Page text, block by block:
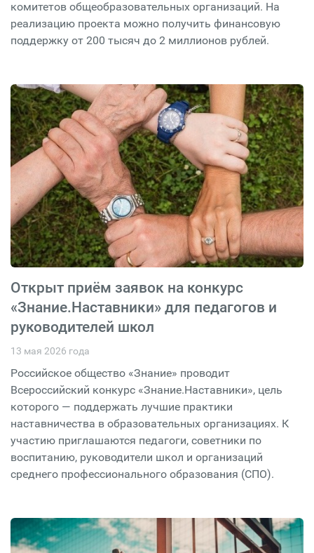
комитетов общеобразовательных организаций. На
реализацию проекта можно получить финансовую
поддержку от 200 тысяч до 2 миллионов рублей.
Открыт приём заявок на конкурс
«Знание.Наставники» для педагогов и
руководителей школ
13 мая 2026 года
Российское общество «Знание» проводит
Всероссийский конкурс «Знание.Наставники», цель
которого — поддержать лучшие практики
наставничества в образовательных организациях. К
участию приглашаются педагоги, советники по
воспитанию, руководители школ и организаций
среднего профессионального образования (СПО).